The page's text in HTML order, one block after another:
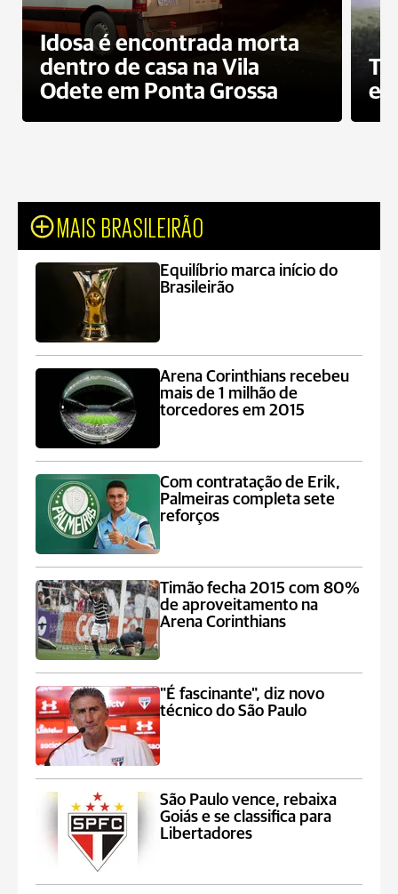
Idosa é encontrada morta
dentro de casa na Vila
Odete em Ponta Grossa
e
MAIS BRASILEIRÃO
Equilíbrio marca início do
Brasileirão
Arena Corinthians recebeu
mais de 1 milhão de
torcedores em 2015
Com contratação de Erik,
Palmeiras completa sete
reforços
Timão fecha 2015 com 80%
de aproveitamento na
Arena Corinthians
"É fascinante", diz novo
técnico do São Paulo
São Paulo vence, rebaixa
Goiás e se classifica para
Libertadores